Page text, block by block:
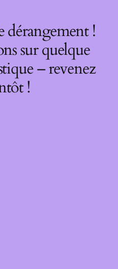
dérangement !
sur quelque
– revenez
!